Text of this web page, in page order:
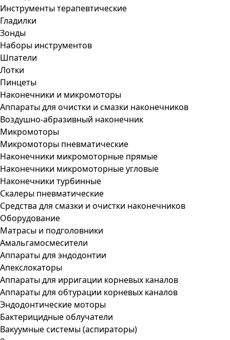
Инструменты терапевтические
Гладилки
Зонды
Наборы инструментов
Шпатели
Лотки
Пинцеты
Наконечники и микромоторы
Аппараты для очистки и смазки наконечников
Воздушно-абразивный наконечник
Микромоторы
Микромоторы пневматические
Наконечники микромоторные прямые
Наконечники микромоторные угловые
Наконечники турбинные
Скалеры пневматические
Средства для смазки и очистки наконечников
Оборудование
Матрасы и подголовники
Амальгамосмесители
Аппараты для эндодонтии
Апекслокаторы
Аппараты для ирригации корневых каналов
Аппараты для обтурации корневых каналов
Эндодонтические моторы
Бактерицидные облучатели
Вакуумные системы (аспираторы)